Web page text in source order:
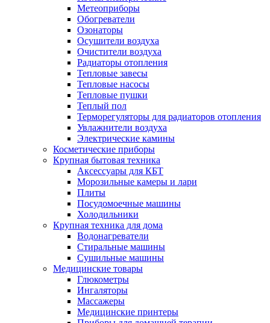
Метеоприборы
Обогреватели
Озонаторы
Осушители воздуха
Очистители воздуха
Радиаторы отопления
Тепловые завесы
Тепловые насосы
Тепловые пушки
Теплый пол
Терморегуляторы для радиаторов отопления
Увлажнители воздуха
Электрические камины
Косметические приборы
Крупная бытовая техника
Аксессуары для КБТ
Морозильные камеры и лари
Плиты
Посудомоечные машины
Холодильники
Крупная техника для дома
Водонагреватели
Стиральные машины
Сушильные машины
Медицинские товары
Глюкометры
Ингаляторы
Массажеры
Медицинские принтеры